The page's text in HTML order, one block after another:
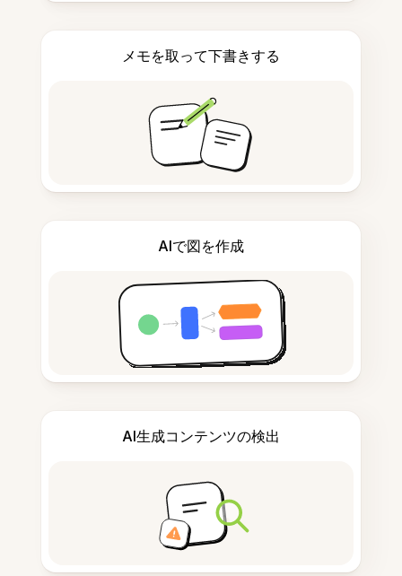
メモを取って下書きする
AIで図を作成
AI生成コンテンツの検出